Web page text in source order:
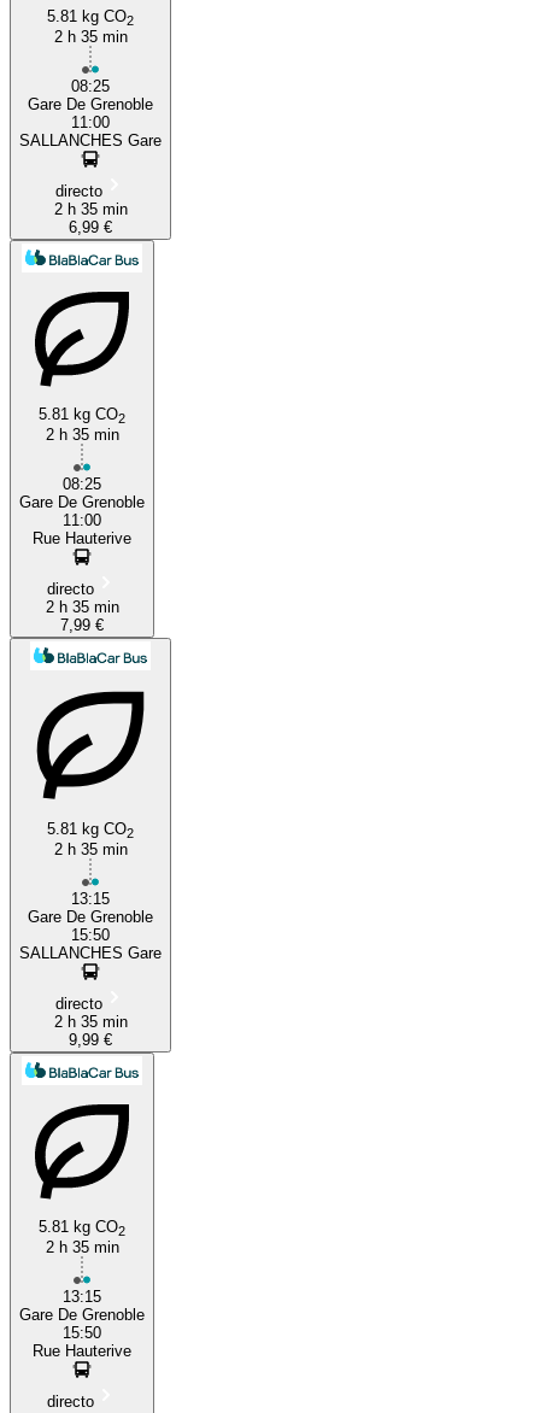
5.81 kg CO2
2 h 35 min
08:25
Gare De Grenoble
11:00
SALLANCHES Gare
directo
2 h 35 min
6,99 €
5.81 kg CO2
2 h 35 min
08:25
Gare De Grenoble
11:00
Rue Hauterive
directo
2 h 35 min
7,99 €
5.81 kg CO2
2 h 35 min
13:15
Gare De Grenoble
15:50
SALLANCHES Gare
directo
2 h 35 min
9,99 €
5.81 kg CO2
2 h 35 min
13:15
Gare De Grenoble
15:50
Rue Hauterive
directo